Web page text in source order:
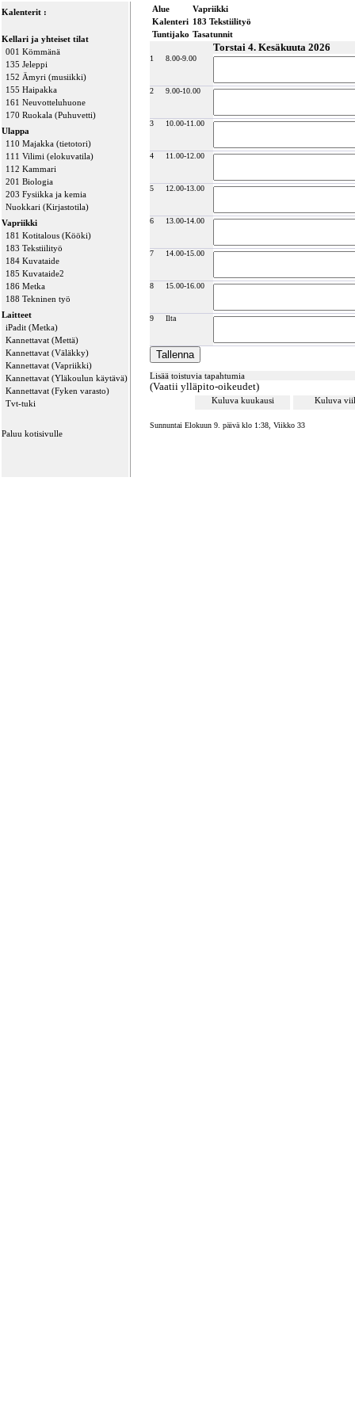
Kalenterit :
Kellari ja yhteiset tilat
001 Kömmänä
135 Jeleppi
152 Ämyri (musiikki)
155 Haipakka
161 Neuvotteluhuone
170 Ruokala (Puhuvetti)
Ulappa
110 Majakka (tietotori)
111 Vilimi (elokuvatila)
112 Kammari
201 Biologia
203 Fysiikka ja kemia
Nuokkari (Kirjastotila)
Vapriikki
181 Kotitalous (Kööki)
183 Tekstiilityö
184 Kuvataide
185 Kuvataide2
186 Metka
188 Tekninen työ
Laitteet
iPadit (Metka)
Kannettavat (Mettä)
Kannettavat (Väläkky)
Kannettavat (Vapriikki)
Kannettavat (Yläkoulun käytävä)
Kannettavat (Fyken varasto)
Tvt-tuki
Paluu kotisivulle
Alue
Vapriikki
Kalenteri 183 Tekstiilityö
Tuntijako Tasatunnit
Torstai 4. Kesäkuuta 2026
1 8.00-9.00
2 9.00-10.00
3 10.00-11.00
4 11.00-12.00
5 12.00-13.00
6 13.00-14.00
7 14.00-15.00
8 15.00-16.00
9 Ilta
Lisää toistuvia tapahtumia
(Vaatii ylläpito-oikeudet)
Kuluva kuukausi Kuluva
Sunnuntai Elokuun 9. päivä klo 1:38, Viikko 33